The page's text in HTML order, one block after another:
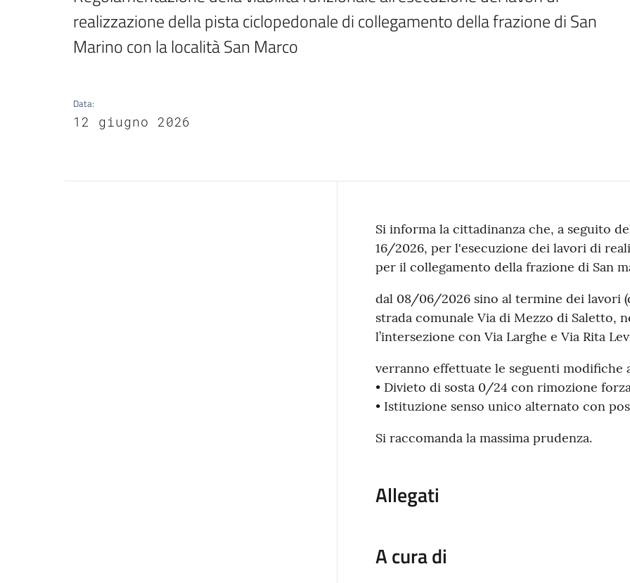
realizzazione della pista ciclopedonale di collegamento della frazione di San
Marino con la località San Marco
Data:
12 giugno 2026
Contenuto
Si informa la cittadinanza che, a seguito
16/2026, per l'esecuzione dei lavori di
per il collegamento della frazione di San
dal 08/06/2026 sino al termine dei lavori
strada comunale Via di Mezzo di Saletto,
l’intersezione con Via Larghe e Via Rita
verranno effettuate le seguenti modifiche
• Divieto di sosta 0/24 con rimozione
• Istituzione senso unico alternato con
Si raccomanda la massima prudenza.
Allegati
A cura di